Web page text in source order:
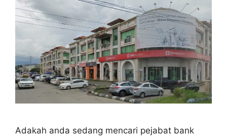
Adakah anda sedang mencari pejabat bank